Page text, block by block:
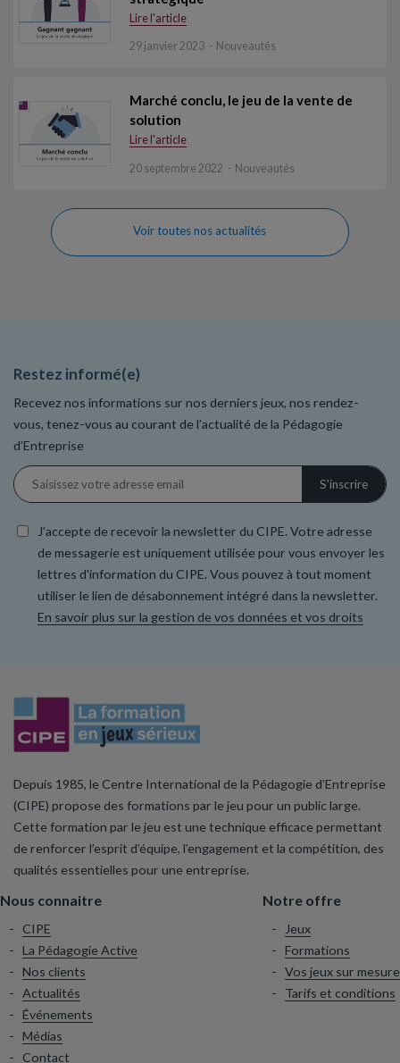
Lire l'article
29 janvier 2023 Nouveautés
Marché conclu, le jeu de la vente de
solution
Lire l'article
20 septembre 2022 Nouveautés
Voir toutes nos actualités
Restez informé(e)
Recevez nos informations sur nos derniers jeux, nos rendez-
vous, tenez-vous au courant de l’actualité de la Pédagogie
d’Entreprise
J’accepte de recevoir la newsletter du CIPE. Votre adresse
de messagerie est uniquement utilisée pour vous envoyer les
lettres d'information du CIPE. Vous pouvez à tout moment
utiliser le lien de désabonnement intégré dans la newsletter.
En savoir plus sur la gestion de vos données et vos droits
Depuis 1985, le Centre International de la Pédagogie d’Entreprise
(CIPE) propose des formations par le jeu pour un public large.
Cette formation par le jeu est une technique efficace permettant
de renforcer l’esprit d’équipe, l’engagement et la compétition, des
qualités essentielles pour une entreprise.
Nous connaitre
CIPE
La Pédagogie Active
Nos clients
Actualités
Événements
Médias
Contact
Notre offre
Jeux
Formations
Vos jeux sur mesure
Tarifs et conditions